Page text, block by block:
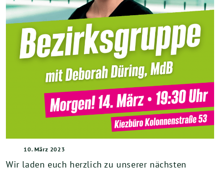
10. März 2023
Wir laden euch herzlich zu unserer nächsten